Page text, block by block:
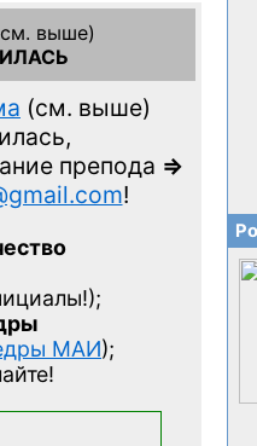
выше)
(см. выше)
препода =>
!
МАИ);